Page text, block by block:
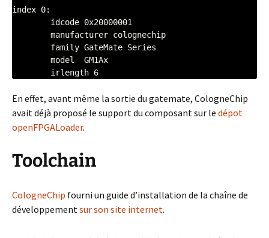
index 0:
	irlength 6
En effet, avant même la sortie du gatemate, CologneChip
avait déjà proposé le support du composant sur le dépot
openFPGALoader.
Toolchain
CologneChip fourni un guide d’installation de la chaîne de
développement sur son site internet.